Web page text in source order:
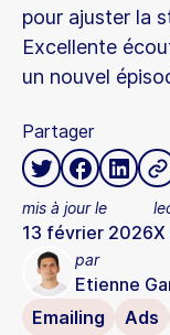
mis à jour le
13 février 2026X
par
Etienne
Emailing
Ads
Partager
pour ajuster la
Excellente
un nouvel